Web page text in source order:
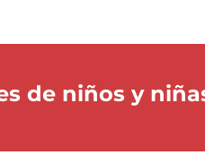
de niños y